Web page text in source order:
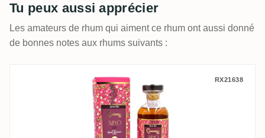
Tu peux aussi apprécier
Les amateurs de rhum qui aiment ce rhum ont aussi donné
de bonnes notes aux rhums suivants :
Distilia Enmore Floral Rum SeriesRX21638